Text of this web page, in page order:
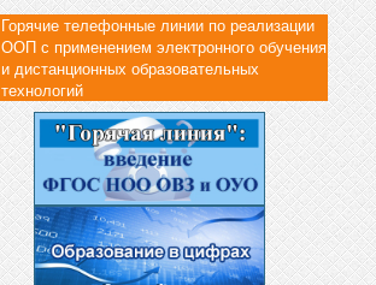
Горячие телефонные линии по реализации
ООП с применением электронного обучения
и дистанционных образовательных
технологий